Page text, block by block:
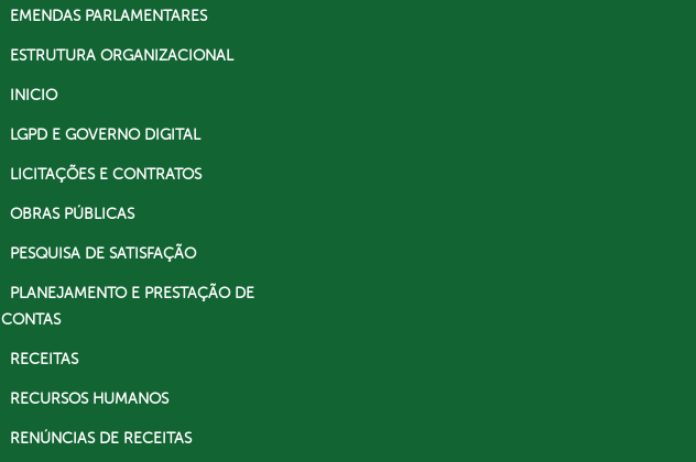
EMENDAS PARLAMENTARES
ESTRUTURA ORGANIZACIONAL
INICIO
LGPD E GOVERNO DIGITAL
LICITAÇÕES E CONTRATOS
OBRAS PÚBLICAS
PESQUISA DE SATISFAÇÃO
PLANEJAMENTO E PRESTAÇÃO DE
CONTAS
RECEITAS
RECURSOS HUMANOS
RENÚNCIAS DE RECEITAS